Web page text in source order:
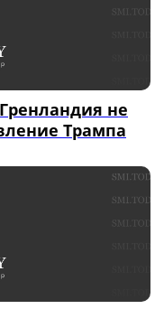
не
Трампа